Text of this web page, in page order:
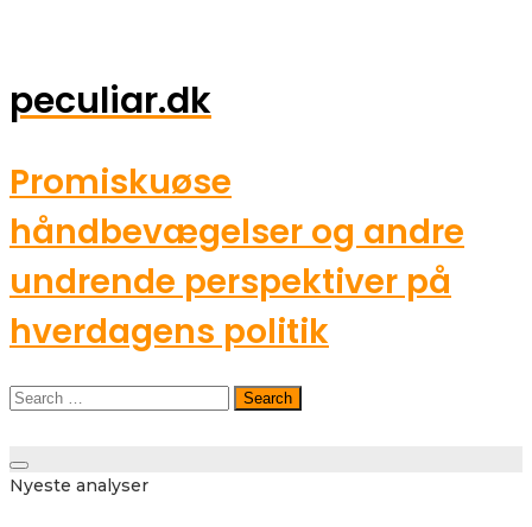
peculiar.dk
Promiskuøse
håndbevægelser og andre
undrende perspektiver på
hverdagens politik
Search
Toggle
navigation
Nyeste analyser